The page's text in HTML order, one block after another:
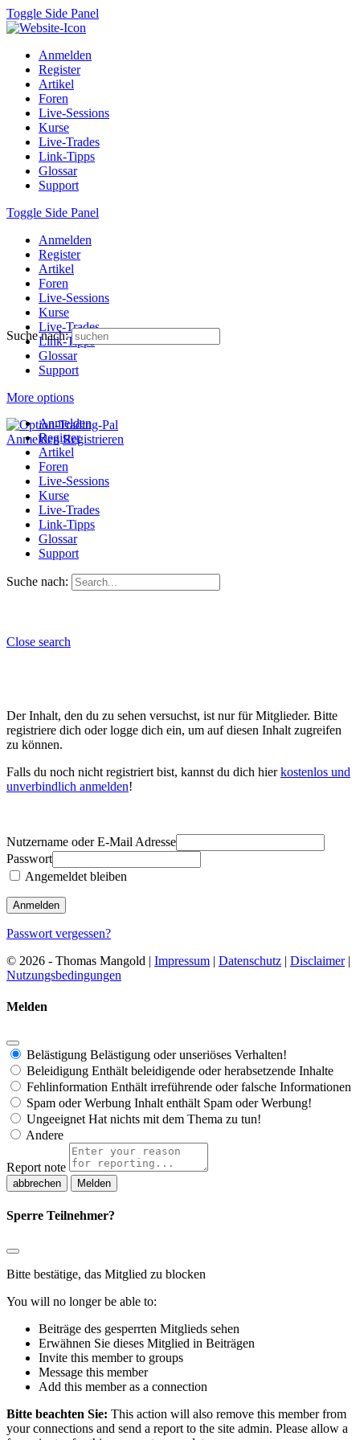
Toggle Side Panel
Anmelden
Register
Artikel
Foren
Live-Sessions
Kurse
Live-Trades
Link-Tipps
Glossar
Support
Toggle Side Panel
Anmelden
Register
Artikel
Foren
Live-Sessions
Kurse
Live-Trades
Link-Tipps
Glossar
Support
More options
Anmelden Registrieren
Suche nach:
Anmelden
Register
Artikel
Foren
Live-Sessions
Kurse
Live-Trades
Link-Tipps
Glossar
Support
Suche nach:
Close search
Der Inhalt, den du zu sehen versuchst, ist nur für Mitglieder. Bitte
registriere dich oder logge dich ein, um auf diesen Inhalt zugreifen
zu können.
Falls du noch nicht registriert bist, kannst du dich hierkostenlos und
unverbindlich anmelden!
Nutzername oder E-Mail Adresse
Passwort
Angemeldet bleiben
Passwort vergessen?
© 2026 - Thomas Mangold | Impressum | Datenschutz | Disclaimer|
Nutzungsbedingungen
Melden
Belästigung Belästigung oder unseriöses Verhalten!
Beleidigung Enthält beleidigende oder herabsetzende Inhalte
Fehlinformation Enthält irreführende oder falsche Informationen
Spam oder Werbung Inhalt enthält Spam oder Werbung!
Ungeeignet Hat nichts mit dem Thema zu tun!
Andere
Report note
Melden
Sperre Teilnehmer?
Bitte bestätige, das Mitglied zu blocken
You will no longer be able to:
Beiträge des gesperrten Mitglieds sehen
Erwähnen Sie dieses Mitglied in Beiträgen
Invite this member to groups
Message this member
Add this member as a connection
Bitte beachten Sie: This action will also remove this member from
your connections and send a report to the site admin. Please allow a